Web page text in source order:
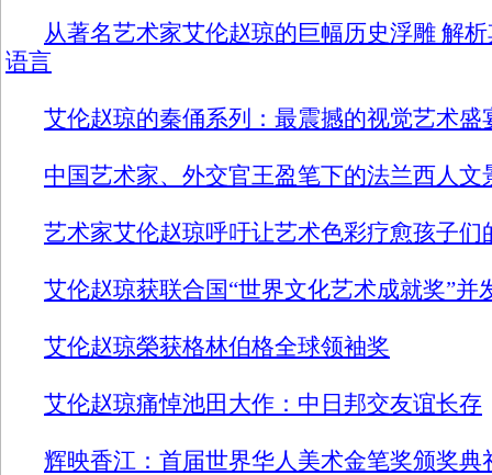
从著名艺术家艾伦赵琼的巨幅历史浮雕 解
语言
艾伦赵琼的秦俑系列：最震撼的视觉艺术盛
中国艺术家、外交官王盈笔下的法兰西人文
艺术家艾伦赵琼呼吁让艺术色彩疗愈孩子们
艾伦赵琼获联合国“世界文化艺术成就奖”并
艾伦赵琼榮获格林伯格全球领袖奖
艾伦赵琼痛悼池田大作：中日邦交友谊长存
辉映香江：首届世界华人美术金笔奖颁奖典